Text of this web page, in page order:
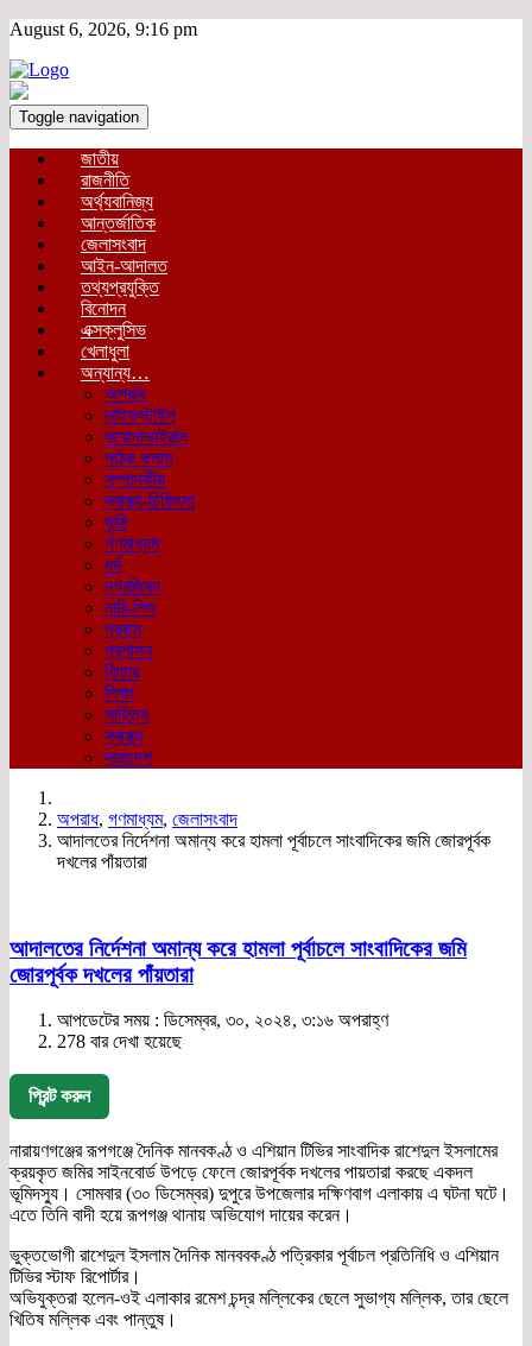
August 6, 2026, 9:16 pm
Toggle navigation
জাতীয়
রাজনীতি
অর্থ্যবানিজ্য
আন্তর্জাতিক
জেলাসংবাদ
আইন-আদালত
তথ্যপ্রযুক্তি
বিনোদন
এক্সক্লুসিভ
খেলাধুলা
অন্যান্য…
অপরাধ
লাইফস্টাইল
করোনাভাইরাস
পাঠক কলাম
সম্পাদকীয়
স্বাস্থ্য-চিকিৎসা
কৃষি
গণমাধ্যম
ধর্ম
নগরজিবন
নারি-শিশু
প্রবাস
প্রশাসন
ফিচার
শিক্ষা
সাহিত্য
স্বাস্থ্য
সারাদেশ
অপরাধ, গণমাধ্যম, জেলাসংবাদ
আদালতের নির্দেশনা অমান্য করে হামলা পূর্বাচলে সাংবাদিকের জমি জোরপূর্বক
দখলের পাঁয়তারা
আদালতের নির্দেশনা অমান্য করে হামলা পূর্বাচলে সাংবাদিকের জমি
জোরপূর্বক দখলের পাঁয়তারা
আপডেটের সময় : ডিসেম্বর, ৩০, ২০২৪, ৩:১৬ অপরাহ্ণ
278 বার দেখা হয়েছে
প্রিন্ট করুন
নারায়ণগঞ্জের রূপগঞ্জে দৈনিক মানবকণ্ঠ ও এশিয়ান টিভির সাংবাদিক রাশেদুল ইসলামের
ক্রয়কৃত জমির সাইনবোর্ড উপড়ে ফেলে জোরপূর্বক দখলের পায়তারা করছে একদল
ভূমিদস্যু। সোমবার (৩০ ডিসেম্বর) দুপুরে উপজেলার দক্ষিণবাগ এলাকায় এ ঘটনা ঘটে।
এতে তিনি বাদী হয়ে রূপগঞ্জ থানায় অভিযোগ দায়ের করেন।
ভুক্তভোগী রাশেদুল ইসলাম দৈনিক মানববকণ্ঠ পত্রিকার পূর্বাচল প্রতিনিধি ও এশিয়ান
টিভির স্টাফ রিপোর্টার।
অভিযুক্তরা হলেন-ওই এলাকার রমেশ চন্দ্র মল্লিকের ছেলে সুভাগ্য মল্লিক, তার ছেলে
খিতিষ মল্লিক এবং পান্তুষ।